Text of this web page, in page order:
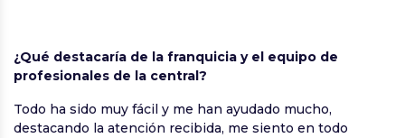
¿Qué destacaría de la franquicia y el equipo de
profesionales de la central?
Todo ha sido muy fácil y me han ayudado mucho,
destacando la atención recibida, me siento en todo